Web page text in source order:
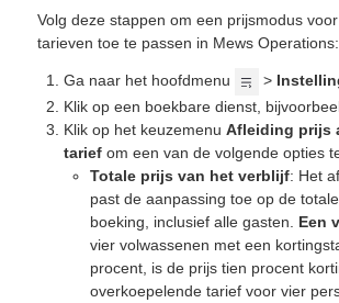
Volg deze stappen om een prijsmodus
tarieven toe te passen in Mews Operations:
Ga naar het hoofdmenu >
Klik op een boekbare dienst,
Klik op het keuzemenuAfleiding prijs
tarief om een van de volgende opties
Totale prijs van het verblijf: Het
past de aanpassing toe op de
boeking, inclusief alle gasten. Een
vier volwassenen met een
procent, is de prijs tien procent
overkoepelende tarief voor vier